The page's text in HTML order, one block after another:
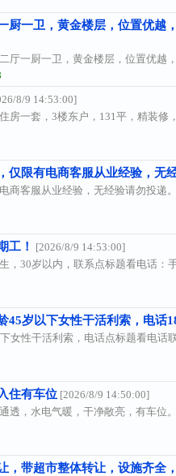
厨一卫，黄金楼层，位置优越
厅一厨一卫，黄金楼层，位置优越
8/9 14:53:00]
房一套，3楼东户，131平，精装修
仅限有电商客服从业经验，无
商客服从业经验，无经验请勿投递
工！
[2026/8/9 14:53:00]
，30岁以内，联系点标题看电话：
45岁以下女性干活利索，电话
女性干活利索，电话点标题看电话
住有车位 [2026/8/9 14:50:00]
透，水电气暖，干净敞亮，有车位
，带超市整体转让，设施齐全